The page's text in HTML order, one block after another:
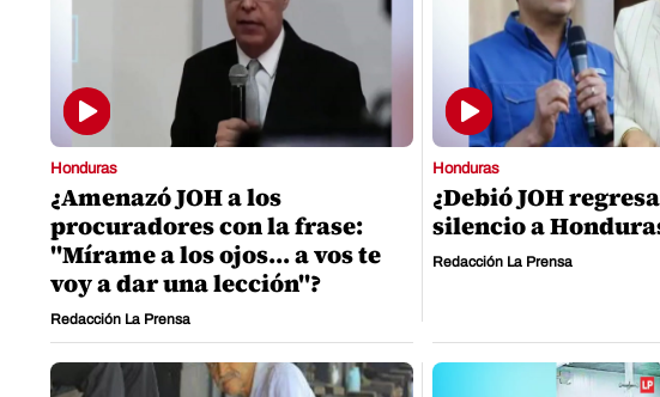
Honduras
¿Amenazó JOH a los
procuradores con la frase:
"Mírame a los ojos... a vos te
voy a dar una lección"?
Redacción La Prensa
Honduras
¿Debió JOH
silencio a
Redacción La Prensa